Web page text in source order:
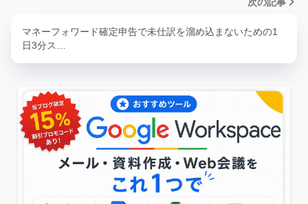
次の記事
マネーフォワード確定申告で未仕訳を溜め込まないための1
日3分ス…